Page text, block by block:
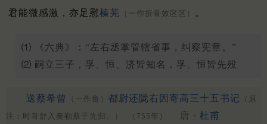
君能微感激，亦足慰榛芜 （一作折骨效区区） 。
⑴ 《六典》：“左右丞掌管辖省事，纠察宪章。”
⑵ 嗣立三子，孚、恒、济皆知名，孚、恒皆先殁
送蔡希曾 （一作鲁） 都尉还陇右因寄高三十五书记
（原
注：时哥舒入奏勒蔡子先归。）
（755年） 唐 · 杜甫